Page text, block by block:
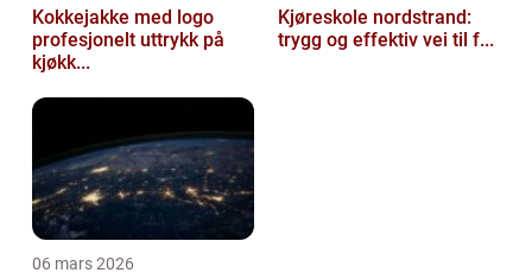
Kokkejakke med logo
profesjonelt uttrykk på
kjøkk...
Kjøreskole nordstrand:
trygg og effektiv vei til f...
06 mars 2026